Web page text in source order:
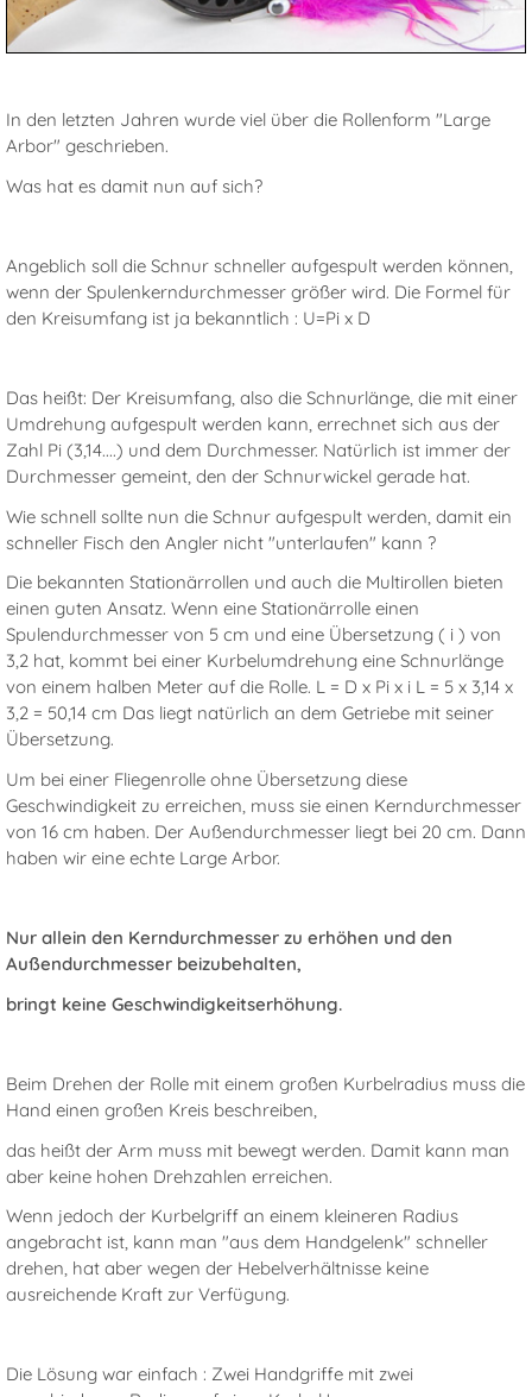
In den letzten Jahren wurde viel über die Rollenform "Large
Arbor" geschrieben.
Was hat es damit nun auf sich?
Angeblich soll die Schnur schneller aufgespult werden können,
wenn der Spulenkerndurchmesser größer wird. Die Formel für
den Kreisumfang ist ja bekanntlich : U=Pi x D
Das heißt: Der Kreisumfang, also die Schnurlänge, die mit einer
Umdrehung aufgespult werden kann, errechnet sich aus der
Zahl Pi (3,14....) und dem Durchmesser. Natürlich ist immer der
Durchmesser gemeint, den der Schnurwickel gerade hat.
Wie schnell sollte nun die Schnur aufgespult werden, damit ein
schneller Fisch den Angler nicht "unterlaufen" kann ?
Die bekannten Stationärrollen und auch die Multirollen bieten
einen guten Ansatz. Wenn eine Stationärrolle einen
Spulendurchmesser von 5 cm und eine Übersetzung ( i ) von
3,2 hat, kommt bei einer Kurbelumdrehung eine Schnurlänge
von einem halben Meter auf die Rolle. L = D x Pi x i L = 5 x 3,14 x
3,2 = 50,14 cm Das liegt natürlich an dem Getriebe mit seiner
Übersetzung.
Um bei einer Fliegenrolle ohne Übersetzung diese
Geschwindigkeit zu erreichen, muss sie einen Kerndurchmesser
von 16 cm haben. Der Außendurchmesser liegt bei 20 cm. Dann
haben wir eine echte Large Arbor.
Nur allein den Kerndurchmesser zu erhöhen und den
Außendurchmesser beizubehalten,
bringt keine Geschwindigkeitserhöhung.
Beim Drehen der Rolle mit einem großen Kurbelradius muss die
Hand einen großen Kreis beschreiben,
das heißt der Arm muss mit bewegt werden. Damit kann man
aber keine hohen Drehzahlen erreichen.
Wenn jedoch der Kurbelgriff an einem kleineren Radius
angebracht ist, kann man "aus dem Handgelenk" schneller
drehen, hat aber wegen der Hebelverhältnisse keine
ausreichende Kraft zur Verfügung.
Die Lösung war einfach : Zwei Handgriffe mit zwei